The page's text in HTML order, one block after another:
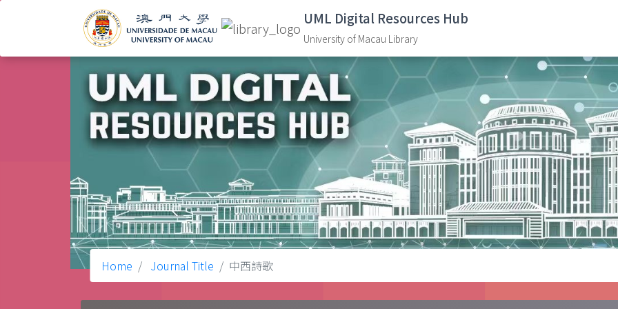
UML Digital Resources Hub
University of Macau Library
Home Journal Title 中西詩歌